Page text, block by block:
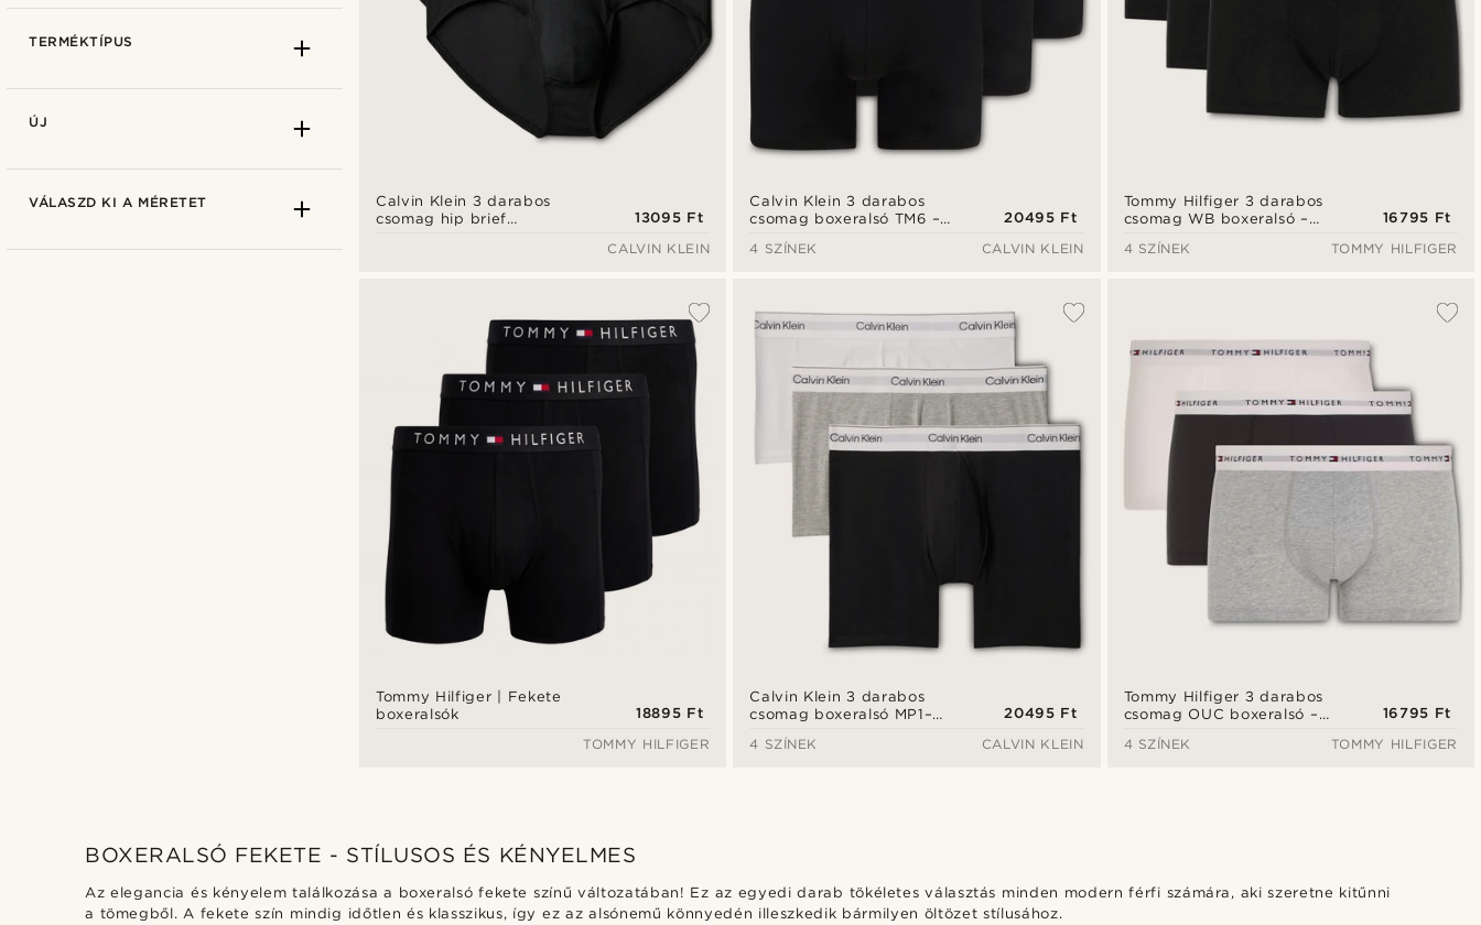
Calvin Klein 3 darabos
csomag hip brief
13095 Ft
CALVIN KLEIN
Calvin Klein 3 darabos
csomag boxeralsó TM6 –
20495 Ft
4 SZÍNEK
CALVIN KLEIN
Tommy Hilfiger 3 darabos
csomag WB boxeralsó –
16795 Ft
4 SZÍNEK
TOMMY HILFIGER
Tommy Hilfiger | Fekete
boxeralsók
18895 Ft
TOMMY HILFIGER
Calvin Klein 3 darabos
csomag boxeralsó MP1–
20495 Ft
4 SZÍNEK
CALVIN KLEIN
Tommy Hilfiger 3 darabos
csomag OUC boxeralsó –
16795 Ft
4 SZÍNEK
TOMMY HILFIGER
(2)
Calvin Klein
(4)
TERMÉKTÍPUS
ÚJ
VÁLASZD KI A MÉRETET
BOXERALSÓ FEKETE - STÍLUSOS ÉS KÉNYELMES
Az elegancia és kényelem találkozása a boxeralsó fekete színű változatában! Ez az egyedi darab tökéletes választás minden modern férfi számára, aki szeretne kitűnni
a tömegből. A fekete szín mindig időtlen és klasszikus, így ez az alsónemű könnyedén illeszkedik bármilyen öltözet stílusához.